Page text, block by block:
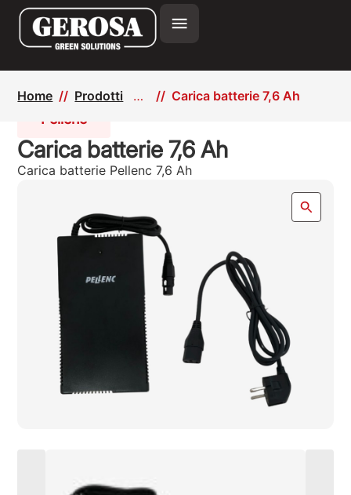
Home Prodotti Carica batterie 7,6 Ah
Pellenc
Carica batterie 7,6 Ah
Carica batterie Pellenc 7,6 Ah